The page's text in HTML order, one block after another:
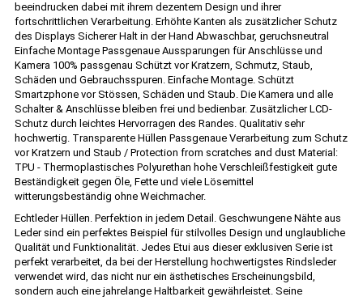
beeindrucken dabei mit ihrem dezentem Design und ihrer
fortschrittlichen Verarbeitung. Erhöhte Kanten als zusätzlicher Schutz
des Displays Sicherer Halt in der Hand Abwaschbar, geruchsneutral
Einfache Montage Passgenaue Aussparungen für Anschlüsse und
Kamera 100% passgenau Schützt vor Kratzern, Schmutz, Staub,
Schäden und Gebrauchsspuren. Einfache Montage. Schützt
Smartzphone vor Stössen, Schäden und Staub. Die Kamera und alle
Schalter & Anschlüsse bleiben frei und bedienbar. Zusätzlicher LCD-
Schutz durch leichtes Hervorragen des Randes. Qualitativ sehr
hochwertig. Transparente Hüllen Passgenaue Verarbeitung zum Schutz
vor Kratzern und Staub / Protection from scratches and dust Material:
TPU - Thermoplastisches Polyurethan hohe Verschleißfestigkeit gute
Beständigkeit gegen Öle, Fette und viele Lösemittel
witterungsbeständig ohne Weichmacher.
Echtleder Hüllen. Perfektion in jedem Detail. Geschwungene Nähte aus
Leder sind ein perfektes Beispiel für stilvolles Design und unglaubliche
Qualität und Funktionalität. Jedes Etui aus dieser exklusiven Serie ist
perfekt verarbeitet, da bei der Herstellung hochwertigstes Rindsleder
verwendet wird, das nicht nur ein ästhetisches Erscheinungsbild,
sondern auch eine jahrelange Haltbarkeit gewährleistet. Seine